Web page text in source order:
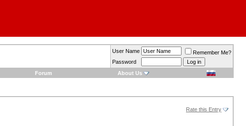
User Name
Remember Me?
Password
Forum About Us
Rate this Entry